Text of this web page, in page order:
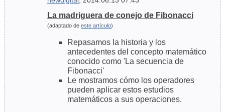
La madriguera de conejo de Fibonacci
(adaptado de este artículo)
Repasamos la historia y los
antecedentes del concepto matemático
conocido como 'La secuencia de
Fibonacci'
Le mostramos cómo los operadores
pueden aplicar estos estudios
matemáticos a sus operaciones.